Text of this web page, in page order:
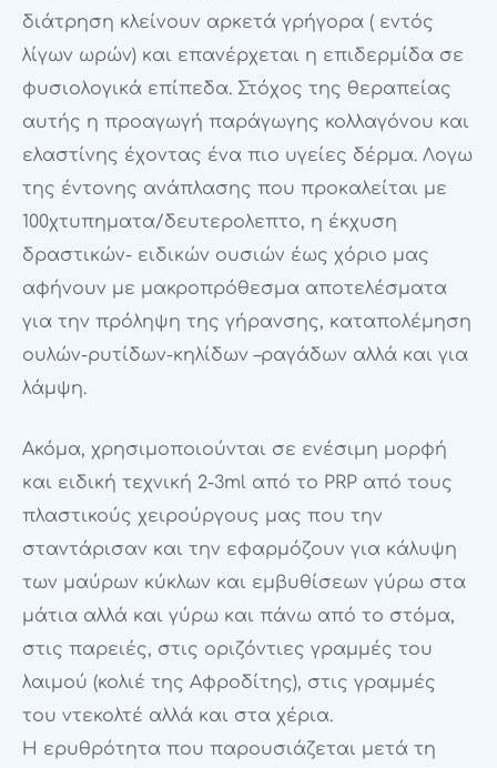
διάτρηση κλείνουν αρκετά γρήγορα ( εντός
λίγων ωρών) και επανέρχεται η επιδερμίδα σε
φυσιολογικά επίπεδα. Στόχος της θεραπείας
αυτής η προαγωγή παράγωγης κολλαγόνου και
ελαστίνης έχοντας ένα πιο υγείες δέρμα. Λογω
της έντονης ανάπλασης που προκαλείται με
100χτυπηματα/δευτερολεπτο, η έκχυση
δραστικών- ειδικών ουσιών έως χόριο μας
αφήνουν με μακροπρόθεσμα αποτελέσματα
για την πρόληψη της γήρανσης, καταπολέμηση
ουλών-ρυτίδων-κηλίδων –ραγάδων αλλά και για
λάμψη.
Ακόμα, χρησιμοποιούνται σε ενέσιμη μορφή
και ειδική τεχνική 2-3ml από το PRP από τους
πλαστικούς χειρούργους μας που την
σταντάρισαν και την εφαρμόζουν για κάλυψη
των μαύρων κύκλων και εμβυθίσεων γύρω στα
μάτια αλλά και γύρω και πάνω από το στόμα,
στις παρειές, στις οριζόντιες γραμμές του
λαιμού (κολιέ της Αφροδίτης), στις γραμμές
του ντεκολτέ αλλά και στα χέρια.
Η ερυθρότητα που παρουσιάζεται μετά τη